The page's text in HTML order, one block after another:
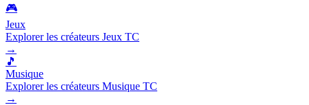
🎮
Jeux
Explorer les créateurs Jeux TC
→
🎵
Musique
Explorer les créateurs Musique TC
→